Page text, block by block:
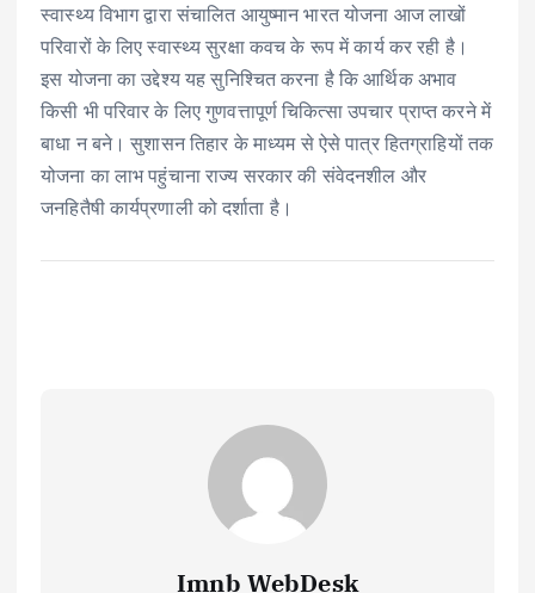
स्वास्थ्य विभाग द्वारा संचालित आयुष्मान भारत योजना आज लाखों
परिवारों के लिए स्वास्थ्य सुरक्षा कवच के रूप में कार्य कर रही है।
इस योजना का उद्देश्य यह सुनिश्चित करना है कि आर्थिक अभाव
किसी भी परिवार के लिए गुणवत्तापूर्ण चिकित्सा उपचार प्राप्त करने में
बाधा न बने। सुशासन तिहार के माध्यम से ऐसे पात्र हितग्राहियों तक
योजना का लाभ पहुंचाना राज्य सरकार की संवेदनशील और
जनहितैषी कार्यप्रणाली को दर्शाता है।
Imnb WebDesk